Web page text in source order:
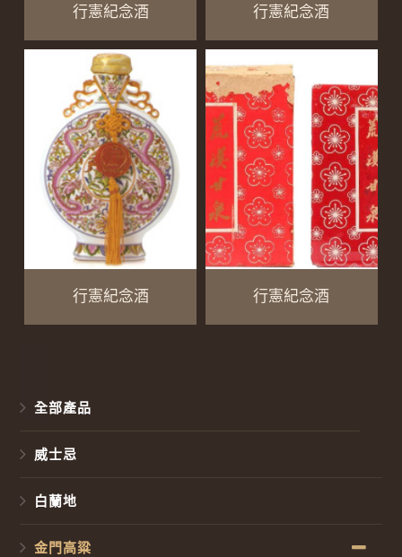
行憲紀念酒 行憲紀念酒
行憲紀念酒 行憲紀念酒
全部產品
威士忌
白蘭地
金門高粱